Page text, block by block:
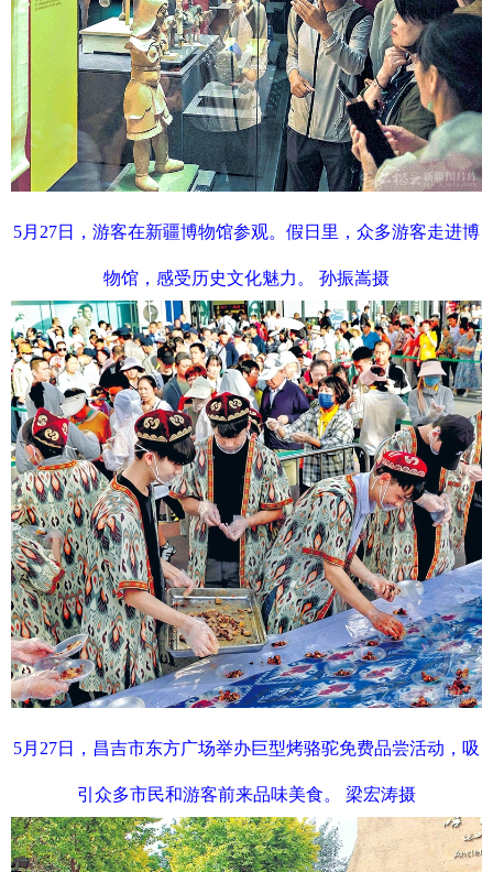
5月27日，游客在新疆博物馆参观。假日里，众多游客走进博
物馆，感受历史文化魅力。 孙振嵩摄
5月27日，昌吉市东方广场举办巨型烤骆驼免费品尝活动，吸
引众多市民和游客前来品味美食。 梁宏涛摄